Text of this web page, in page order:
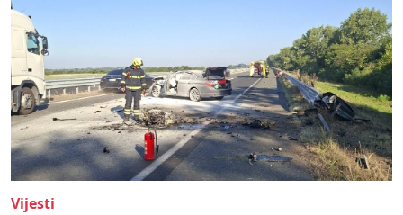
Vijesti